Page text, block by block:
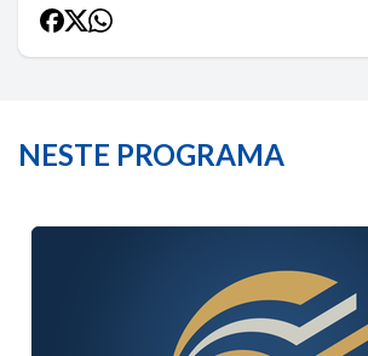
NESTE PROGRAMA